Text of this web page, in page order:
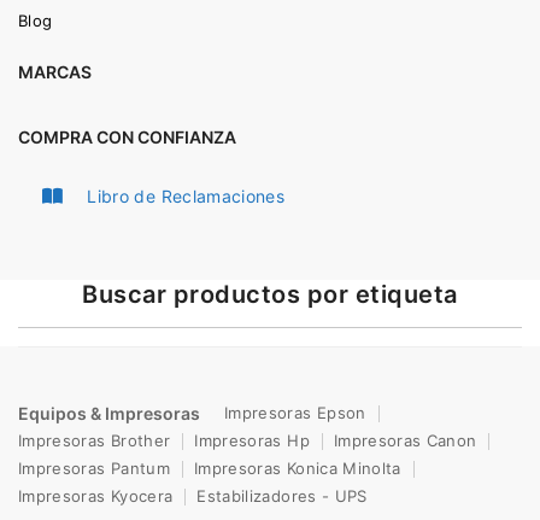
Blog
MARCAS
COMPRA CON CONFIANZA
Libro de Reclamaciones
Buscar productos por etiqueta
Equipos & Impresoras
Impresoras Epson
Impresoras Brother
Impresoras Hp
Impresoras Canon
Impresoras Pantum
Impresoras Konica Minolta
Impresoras Kyocera
Estabilizadores - UPS